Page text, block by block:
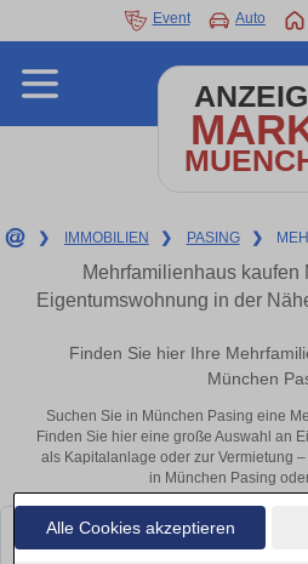
Alle Cookies akzeptieren
Event Auto
❯ IMMOBILIEN ❯ PASING ❯
Mehrfamilienhaus kaufen
Eigentumswohnung in der
Finden Sie hier Ihre
München
Suchen Sie in München Pasing eine
Finden Sie hier eine große Auswahl an
als Kapitalanlage oder zur Vermietung
in München Pasing
Leider konnten wir derzeit keine
bald wieder vorbei!